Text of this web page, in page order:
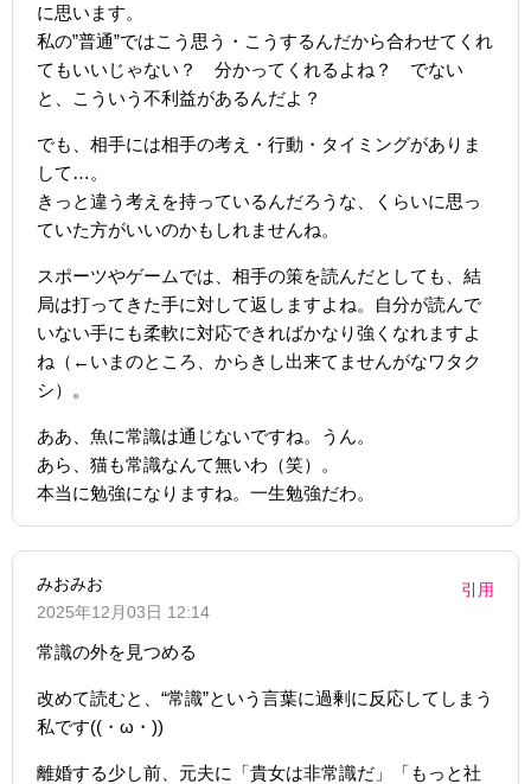
に思います。
私の”普通”ではこう思う・こうするんだから合わせてくれ
てもいいじゃない？ 分かってくれるよね？ でない
と、こういう不利益があるんだよ？
でも、相手には相手の考え・行動・タイミングがありま
して…。
きっと違う考えを持っているんだろうな、くらいに思っ
ていた方がいいのかもしれませんね。
スポーツやゲームでは、相手の策を読んだとしても、結
局は打ってきた手に対して返しますよね。自分が読んで
いない手にも柔軟に対応できればかなり強くなれますよ
ね（←いまのところ、からきし出来てませんがなワタク
シ）。
ああ、魚に常識は通じないですね。うん。
あら、猫も常識なんて無いわ（笑）。
本当に勉強になりますね。一生勉強だわ。
みおみお
2025年12月03日 12:14
引用
常識の外を見つめる
改めて読むと、“常識”という言葉に過剰に反応してしまう
私です((・ω・))
離婚する少し前、元夫に「貴女は非常識だ」「もっと社